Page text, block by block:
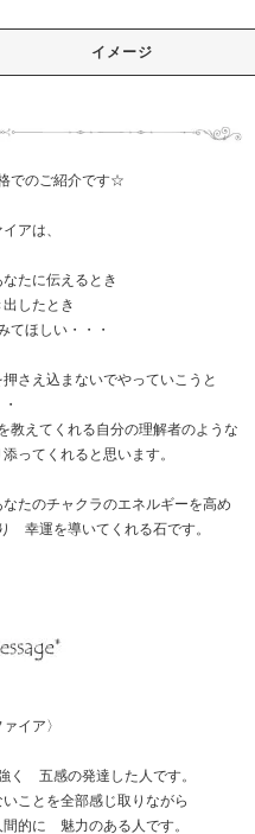
イメージ
でのご紹介です☆
アは、
たに伝えるとき
したとき
てほしい・・・
さえ込まないでやっていこうと
えてくれる自分の理解者のような
添ってくれると思います。
たのチャクラのエネルギーを高め
運を導いてくれる石です。
イア〉
く 五感の発達した人です。
ことを全部感じ取りながら
的に 魅力のある人です。